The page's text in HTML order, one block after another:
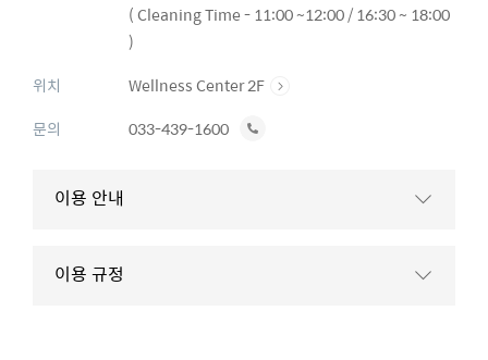
( Cleaning Time - 11:00 ~12:00 / 16:30 ~ 18:00
)
위치
Wellness Center 2F
문의
033-439-1600
전
이용 안내
이용 규정